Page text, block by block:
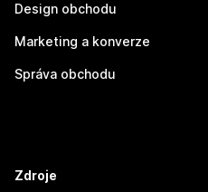
Design obchodu
Marketing a konverze
Správa obchodu
Zdroje